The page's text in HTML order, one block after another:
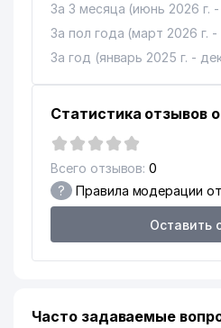
YALKIN ЧП
16 MEDIA RI ООО
17 TISI-BIZNES ИндП
19
ЯШНАБАДСКИЙ
20
21 NEFT SAVDO SERVIS
23 QAYRAG'OCH SAVDO
За 3 месяца (июнь 2026 г.
За пол года (март 2026 г.
За год (январь 2025 г. -
Статистика отзывов
Всего отзывов: 0
? Правила модерации
Оставить
Часто задаваемые